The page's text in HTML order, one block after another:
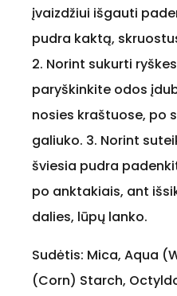
įvaizdžiui išgauti
pudra kaktą,
2. Norint sukurti
paryškinkite odos
nosies kraštuose, po
galiuko. 3. Norint
šviesia pudra
po anktakiais, ant
dalies, lūpų lanko.
Sudėtis: Mica, Aqua
(Corn) Starch,